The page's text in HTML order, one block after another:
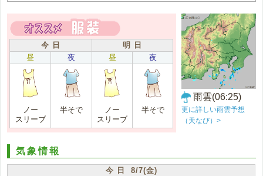
今 日
明 日
昼
夜 昼 夜
ノー
スリーブ
半そで
ノー
スリーブ
半そで
雨雲(06:25)
更に詳しい雨雲予想
（天なび）>
気象情報
今 日 8/7(金)